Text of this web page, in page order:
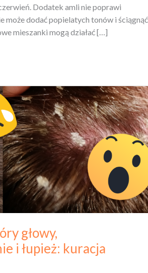
Dodatek amli nie poprawi
może dodać popielatych tonów i ściągnąć
mieszanki mogą działać […]
głowy,
i łupież: kuracja